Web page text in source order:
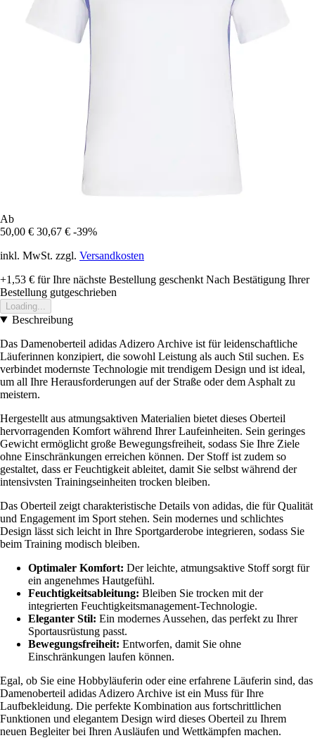
Ab
50,00 € 30,67 € -39%
inkl. MwSt. zzgl. Versandkosten
+1,53 € für Ihre nächste Bestellung geschenkt Nach Bestätigung Ihrer
Bestellung gutgeschrieben
Loading...
Beschreibung
Das Damenoberteil adidas Adizero Archive ist für leidenschaftliche
Läuferinnen konzipiert, die sowohl Leistung als auch Stil suchen. Es
verbindet modernste Technologie mit trendigem Design und ist ideal,
um all Ihre Herausforderungen auf der Straße oder dem Asphalt zu
meistern.
Hergestellt aus atmungsaktiven Materialien bietet dieses Oberteil
hervorragenden Komfort während Ihrer Laufeinheiten. Sein geringes
Gewicht ermöglicht große Bewegungsfreiheit, sodass Sie Ihre Ziele
ohne Einschränkungen erreichen können. Der Stoff ist zudem so
gestaltet, dass er Feuchtigkeit ableitet, damit Sie selbst während der
intensivsten Trainingseinheiten trocken bleiben.
Das Oberteil zeigt charakteristische Details von adidas, die für Qualität
und Engagement im Sport stehen. Sein modernes und schlichtes
Design lässt sich leicht in Ihre Sportgarderobe integrieren, sodass Sie
beim Training modisch bleiben.
Optimaler Komfort: Der leichte, atmungsaktive Stoff sorgt für
ein angenehmes Hautgefühl.
Feuchtigkeitsableitung: Bleiben Sie trocken mit der
integrierten Feuchtigkeitsmanagement-Technologie.
Eleganter Stil: Ein modernes Aussehen, das perfekt zu Ihrer
Sportausrüstung passt.
Bewegungsfreiheit: Entworfen, damit Sie ohne
Einschränkungen laufen können.
Egal, ob Sie eine Hobbyläuferin oder eine erfahrene Läuferin sind, das
Damenoberteil adidas Adizero Archive ist ein Muss für Ihre
Laufbekleidung. Die perfekte Kombination aus fortschrittlichen
Funktionen und elegantem Design wird dieses Oberteil zu Ihrem
neuen Begleiter bei Ihren Ausläufen und Wettkämpfen machen.